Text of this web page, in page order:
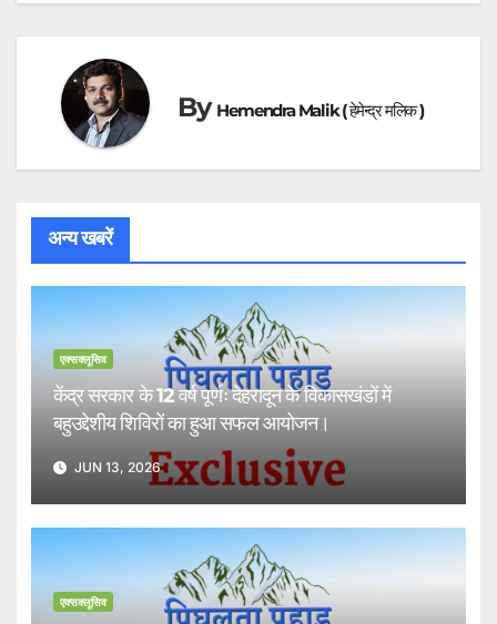
By Hemendra Malik ( हेमेन्द्र मलिक )
अन्य खबरें
एक्सक्लूसिव
केंद्र सरकार के 12 वर्ष पूर्णः देहरादून के विकासखंडों में
बहुउद्देशीय शिविरों का हुआ सफल आयोजन।
JUN 13, 2026
एक्सक्लूसिव